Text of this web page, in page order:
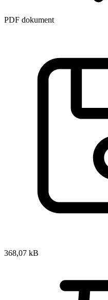
PDF dokument
368,07 kB